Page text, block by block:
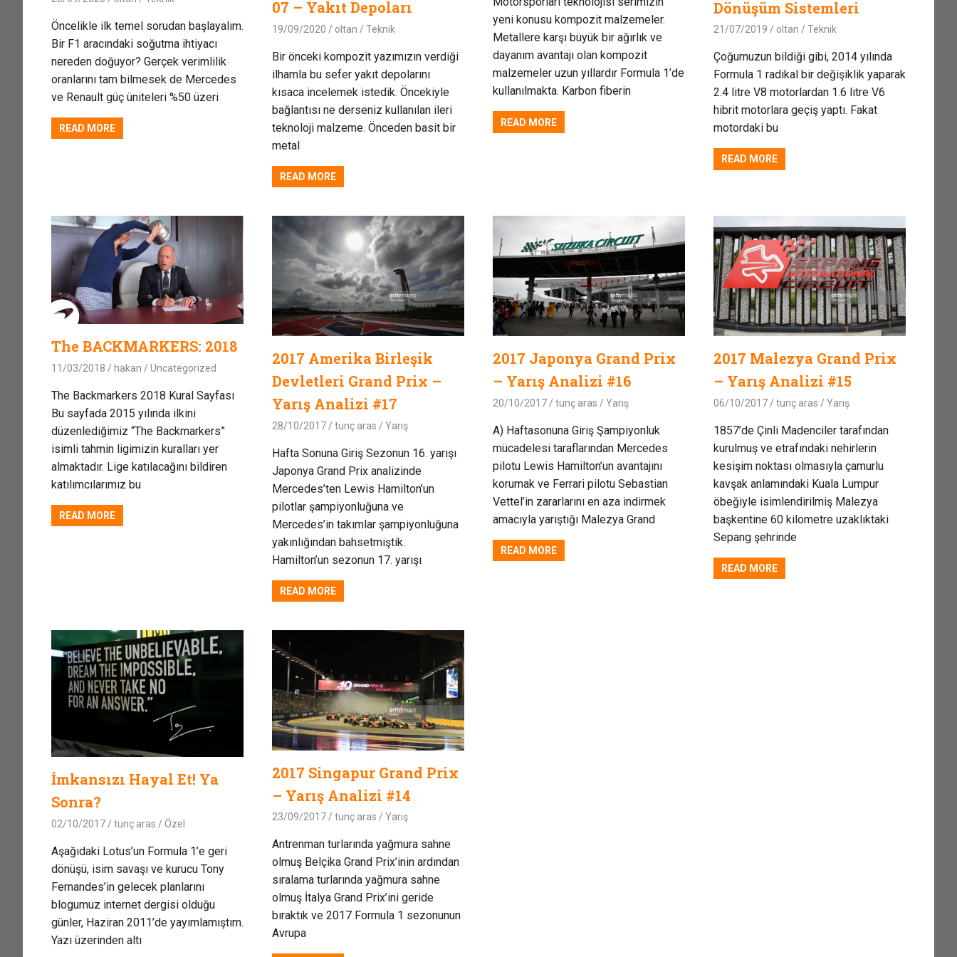
Öncelikle ilk temel sorudan başlayalım.
Bir F1 aracındaki soğutma ihtiyacı
nereden doğuyor? Gerçek verimlilik
oranlarını tam bilmesek de Mercedes
ve Renault güç üniteleri %50 üzeri
READ MORE
07 – Yakıt Depoları
19/09/2020 oltan Teknik
Bir önceki kompozit yazımızın verdiği
ilhamla bu sefer yakıt depolarını
kısaca incelemek istedik. Öncekiyle
bağlantısı ne derseniz kullanılan ileri
teknoloji malzeme. Önceden basit bir
metal
READ MORE
yeni konusu kompozit malzemeler.
Metallere karşı büyük bir ağırlık ve
dayanım avantajı olan kompozit
malzemeler uzun yıllardır Formula 1’de
kullanılmakta. Karbon fiberin
READ MORE
Dönüşüm Sistemleri
21/07/2019 oltan Teknik
Çoğumuzun bildiği gibi, 2014 yılında
Formula 1 radikal bir değişiklik yaparak
2.4 litre V8 motorlardan 1.6 litre V6
hibrit motorlara geçiş yaptı. Fakat
motordaki bu
READ MORE
The BACKMARKERS: 2018
11/03/2018 hakan Uncategorized
The Backmarkers 2018 Kural Sayfası
Bu sayfada 2015 yılında ilkini
düzenlediğimiz “The Backmarkers”
isimli tahmin ligimizin kuralları yer
almaktadır. Lige katılacağını bildiren
katılımcılarımız bu
READ MORE
2017 Amerika Birleşik
Devletleri Grand Prix –
Yarış Analizi #17
28/10/2017 tunç aras Yarış
Hafta Sonuna Giriş Sezonun 16. yarışı
Japonya Grand Prix analizinde
Mercedes’ten Lewis Hamilton’un
pilotlar şampiyonluğuna ve
Mercedes’in takımlar şampiyonluğuna
yakınlığından bahsetmiştik.
Hamilton’un sezonun 17. yarışı
READ MORE
2017 Japonya Grand Prix
– Yarış Analizi #16
20/10/2017 tunç aras Yarış
A) Haftasonuna Giriş Şampiyonluk
mücadelesi taraflarından Mercedes
pilotu Lewis Hamilton’un avantajını
korumak ve Ferrari pilotu Sebastian
Vettel’in zararlarını en aza indirmek
amacıyla yarıştığı Malezya Grand
READ MORE
2017 Malezya Grand Prix
– Yarış Analizi #15
06/10/2017 tunç aras Yarış
1857’de Çinli Madenciler tarafından
kurulmuş ve etrafındaki nehirlerin
kesişim noktası olmasıyla çamurlu
kavşak anlamındaki Kuala Lumpur
öbeğiyle isimlendirilmiş Malezya
başkentine 60 kilometre uzaklıktaki
Sepang şehrinde
READ MORE
İmkansızı Hayal Et! Ya
Sonra?
02/10/2017 tunç aras Özel
Aşağıdaki Lotus’un Formula 1’e geri
dönüşü, isim savaşı ve kurucu Tony
Fernandes’in gelecek planlarını
blogumuz internet dergisi olduğu
günler, Haziran 2011’de yayımlamıştım.
Yazı üzerinden altı
2017 Singapur Grand Prix
– Yarış Analizi #14
23/09/2017 tunç aras Yarış
Antrenman turlarında yağmura sahne
olmuş Belçika Grand Prix’inin ardından
sıralama turlarında yağmura sahne
olmuş İtalya Grand Prix’ini geride
bıraktık ve 2017 Formula 1 sezonunun
Avrupa